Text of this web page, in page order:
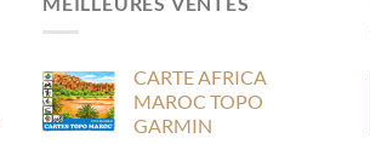
CARTE AFRICA
MAROC TOPO
GARMIN